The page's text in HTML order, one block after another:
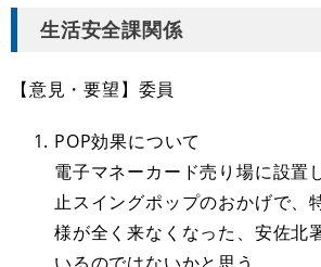
生活安全課関係
【意見・要望】委員
POP効果について
電子マネーカード売り場に設置
止スイングポップのおかげで、
様が全く来なくなった、安佐北